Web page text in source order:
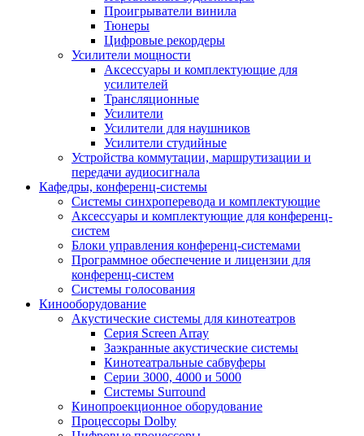
Проигрыватели винила
Тюнеры
Цифровые рекордеры
Усилители мощности
Аксессуары и комплектующие для
усилителей
Трансляционные
Усилители
Усилители для наушников
Усилители студийные
Устройства коммутации, маршрутизации и
передачи аудиосигнала
Кафедры, конференц-системы
Cистемы синхроперевода и комплектующие
Аксессуары и комплектующие для конференц-
систем
Блоки управления конференц-системами
Программное обеспечение и лицензии для
конференц-систем
Системы голосования
Кинооборудование
Акустические системы для кинотеатров
Cерия Screen Array
Заэкранные акустические системы
Кинотеатральные сабвуферы
Серии 3000, 4000 и 5000
Системы Surround
Кинопроекционное оборудование
Процессоры Dolby